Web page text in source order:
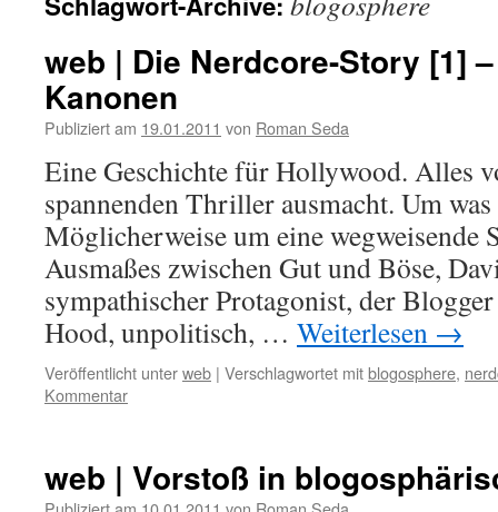
web | Die Nerdcore-Story [1]
Kanonen
Publiziert am 19.01.2011 von Roman Seda
Eine Geschichte für Hollywood. Alles
spannenden Thriller ausmacht. Um was
Möglicherweise um eine wegweisende
Ausmaßes zwischen Gut und Böse,
sympathischer Protagonist, der
Hood, unpolitisch, … Weiterlesen →
Veröffentlicht unterweb | Verschlagwortet mitblogosphere,
Kommentar
web | Vorstoß in